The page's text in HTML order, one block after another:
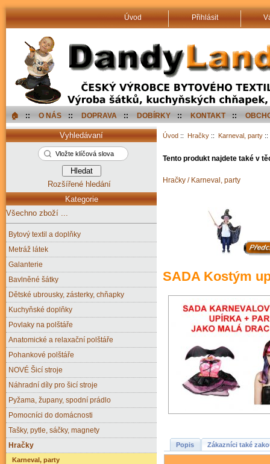
Úvod Přihlásit
🏠︎ :: O NÁS :: DOPRAVA :: DOBÍRKY :: KONTAKT ::
Úvod :: Hračky :: Karneval, party ::
Tento produkt najdete také v
Hračky / Karneval, party
SADA Kostým
Popis Zákazníci také
Vyhledávaní
Rozšířené hledání
Kategorie
Všechno zboží ...
Bytový textil a doplňky
Metráž látek
Galanterie
Bavlněné šátky
Dětské ubrousky, zásterky, chňapky
Kuchyňské doplňky
Povlaky na polštáře
Anatomické a relaxační polštáře
Pohankové polštáře
NOVÉ Šicí stroje
Náhradní díly pro šicí stroje
Pyžama, župany, spodní prádlo
Pomocníci do domácnosti
Tašky, pytle, sáčky, magnety
Hračky
Karneval, party